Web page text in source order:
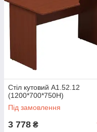
Стіл кутовий А1.52.12
(1200*700*750H)
Під замовлення
3 778 ₴